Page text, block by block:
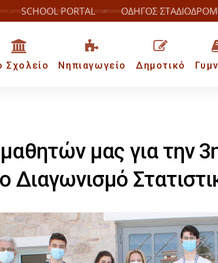
SCHOOL PORTAL ΟΔΗΓΟΣ
Σχολείο Νηπιαγωγείο Δημοτικό
μας για την
Διαγωνισμό